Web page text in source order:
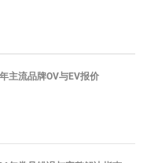
主流品牌OV与EV报价